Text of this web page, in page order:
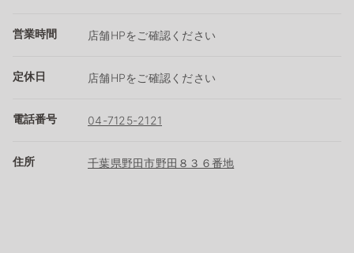
営業時間 店舗HPをご確認ください
定休日 店舗HPをご確認ください
電話番号 04-7125-2121
住所 千葉県野田市野田８３６番地